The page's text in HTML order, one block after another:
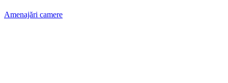
Amenajări camere